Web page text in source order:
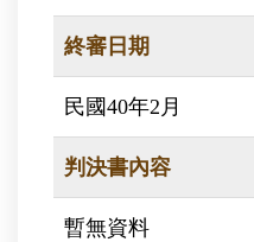
終審日期
民國40年2月
判決書內容
暫無資料